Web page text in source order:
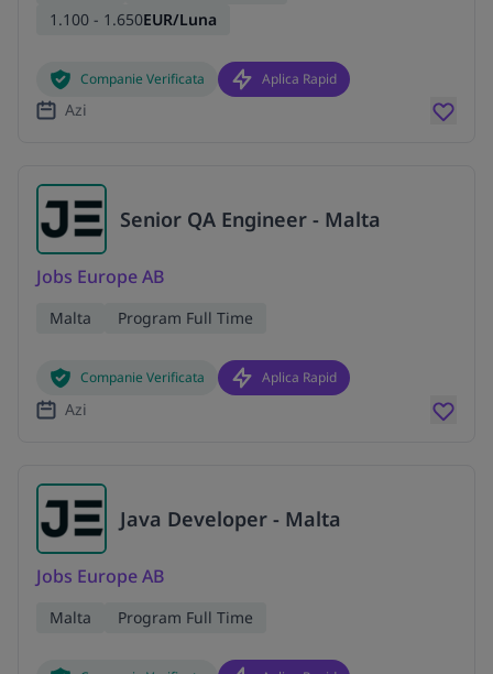
1.100 - 1.650EUR/Luna
Companie Verificata Aplica Rapid
Azi
Senior QA Engineer - Malta
Jobs Europe AB
Malta Program Full Time
Companie Verificata Aplica Rapid
Azi
Java Developer - Malta
Jobs Europe AB
Malta Program Full Time